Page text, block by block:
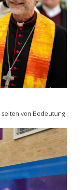
von Bedeutung